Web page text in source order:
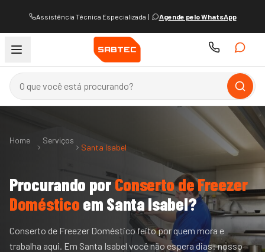
Assistência Técnica Especializada | Agende pelo WhatsApp
Home Serviços
Santa Isabel
Procurando porConserto de Freezer
DomésticoemSanta Isabel?
Conserto de Freezer Doméstico feito por quem mora e
trabalha aqui. Em Santa Isabel você não espera dias: nosso